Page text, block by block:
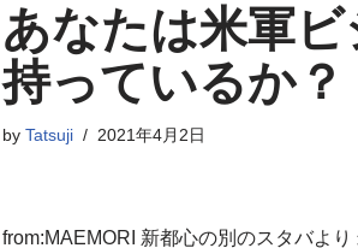
あなたは米軍
持っているか？
by Tatsuji 2021年4月2日
from:MAEMORI 新都心の別のスタバよ